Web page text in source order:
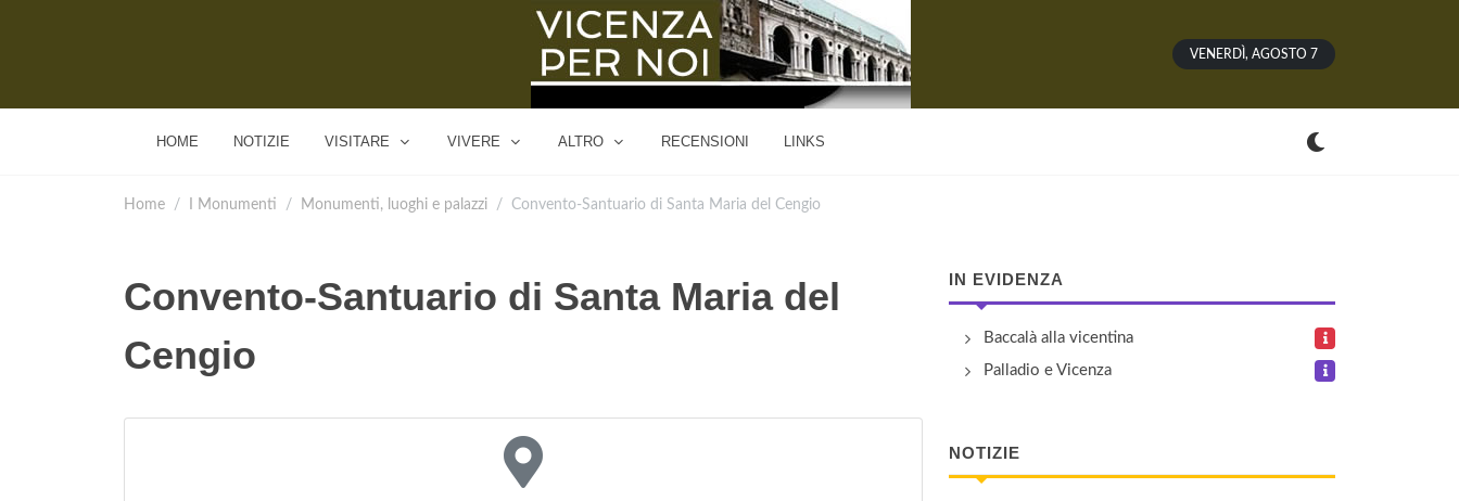
VENERDÌ, AGOSTO 7
HOME NOTIZIE VISITARE VIVERE ALTRO RECENSIONI LINKS
Home I Monumenti Monumenti, luoghi e palazzi Convento-Santuario di Santa Maria del Cengio
Convento-Santuario di Santa Maria del
Cengio
IN EVIDENZA
Baccalà alla vicentina
Palladio e Vicenza
NOTIZIE